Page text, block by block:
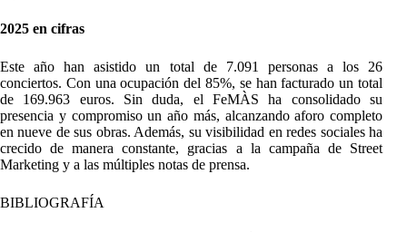
2025 en cifras
Este año han asistido un total de 7.091 personas a los 26
conciertos. Con una ocupación del 85%, se han facturado un total
de 169.963 euros. Sin duda, el FeMÀS ha consolidado su
presencia y compromiso un año más, alcanzando aforo completo
en nueve de sus obras. Además, su visibilidad en redes sociales ha
crecido de manera constante, gracias a la campaña de Street
Marketing y a las múltiples notas de prensa.
BIBLIOGRAFÍA